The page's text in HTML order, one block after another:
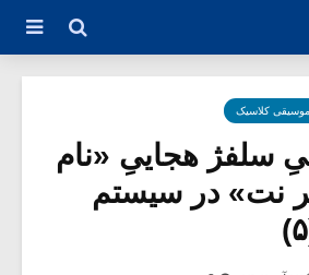
موسیقی کلاسیک
سلفژ هجاییِ «نام
نت» در سیستم